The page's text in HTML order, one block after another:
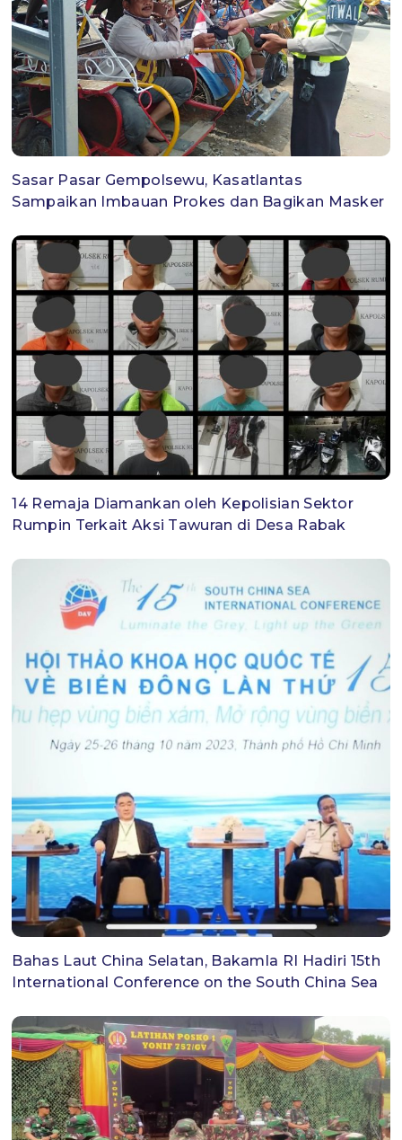
Sasar Pasar Gempolsewu, Kasatlantas
Sampaikan Imbauan Prokes dan Bagikan Masker
14 Remaja Diamankan oleh Kepolisian Sektor
Rumpin Terkait Aksi Tawuran di Desa Rabak
Bahas Laut China Selatan, Bakamla RI Hadiri 15th
International Conference on the South China Sea